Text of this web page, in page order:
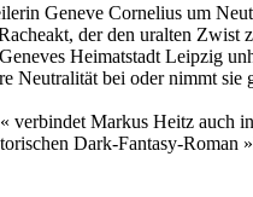
Geneve Cornelius um
der den uralten
Heimatstadt Leipzig
Neutralität bei oder nimmt
verbindet Markus Heitz auch
Dark-Fantasy-